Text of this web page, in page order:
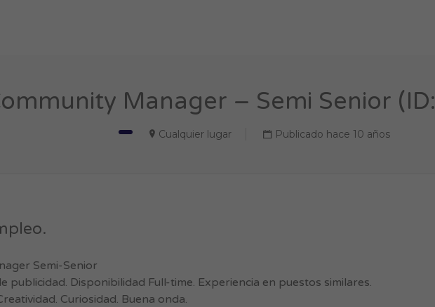
Manager – Semi Senior
Cualquier lugar Publicado hace 10 años
Semi-Senior
publicidad. Disponibilidad Full-time. Experiencia en puestos similares.
Curiosidad. Buena onda.